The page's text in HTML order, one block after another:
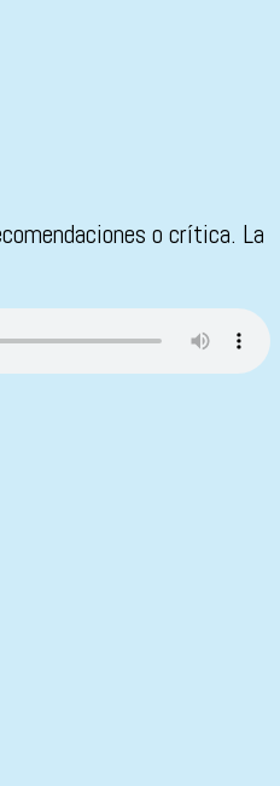
o crítica. La